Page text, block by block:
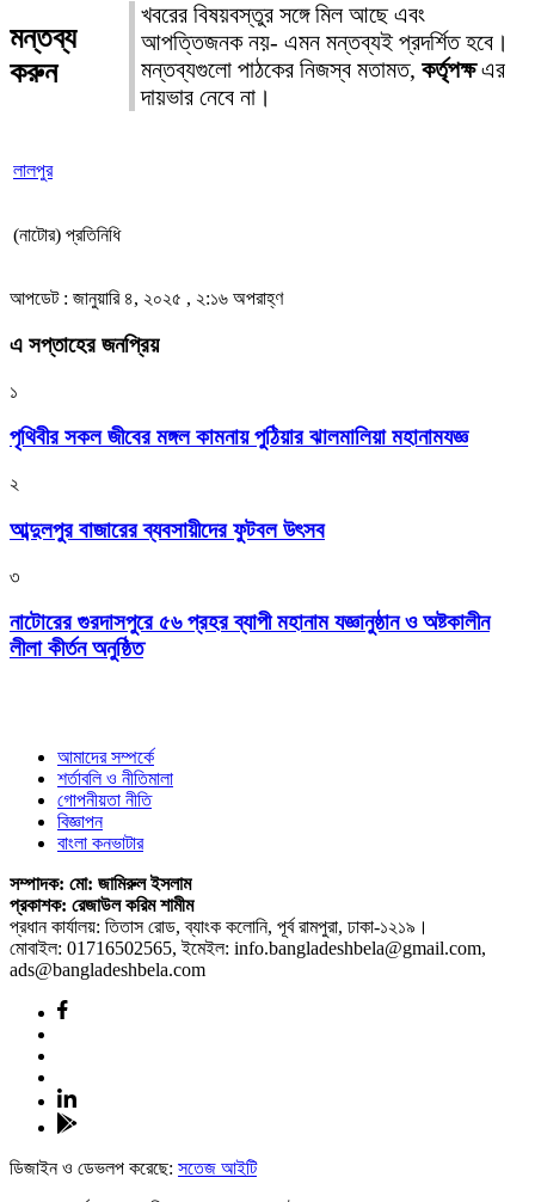
মন্তব্য
করুন
খবরের বিষয়বস্তুর সঙ্গে মিল আছে এবং
আপত্তিজনক নয়- এমন মন্তব্যই প্রদর্শিত হবে।
মন্তব্যগুলো পাঠকের নিজস্ব মতামত, কর্তৃপক্ষএর
দায়ভার নেবে না।
লালপুর
(নাটোর) প্রতিনিধি
আপডেট : জানুয়ারি ৪, ২০২৫ , ২:১৬ অপরাহ্ণ
এ সপ্তাহের জনপ্রিয়
১
পৃথিবীর সকল জীবের মঙ্গল কামনায় পুঠিয়ার ঝালমালিয়া মহানামযজ্ঞ
২
আব্দুলপুর বাজারের ব্যবসায়ীদের ফুটবল উৎসব
৩
নাটোরের গুরদাসপুরে ৫৬ প্রহর ব্যাপী মহানাম যজ্ঞানুষ্ঠান ও অষ্টকালীন
লীলা কীর্তন অনুষ্ঠিত
আমাদের সম্পর্কে
শর্তাবলি ও নীতিমালা
গোপনীয়তা নীতি
বিজ্ঞাপন
বাংলা কনভাটার
সম্পাদক: মো: জামিরুল ইসলাম
প্রকাশক: রেজাউল করিম শামীম
প্রধান কার্যালয়: তিতাস রোড, ব্যাংক কলোনি, পূর্ব রামপুরা, ঢাকা-১২১৯।
মোবাইল: 01716502565, ইমেইল: info.bangladeshbela@gmail.com,
ads@bangladeshbela.com
ডিজাইন ও ডেভলপ করেছে: সতেজ আইটি